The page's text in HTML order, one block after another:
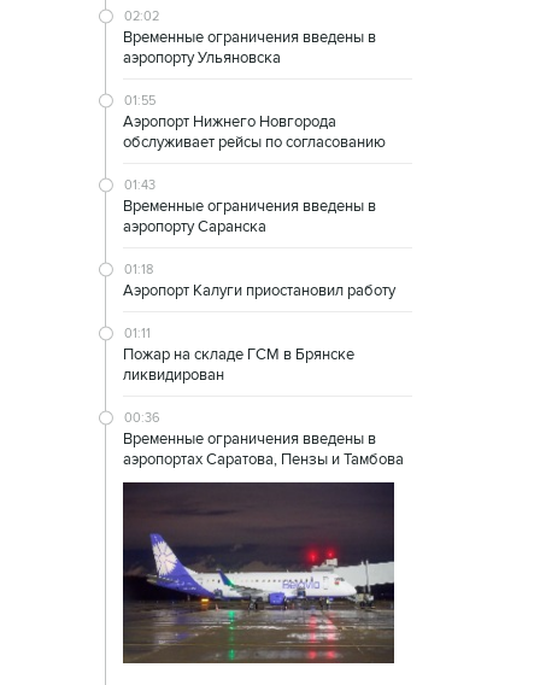
02:02
Временные ограничения введены в
аэропорту Ульяновска
01:55
Аэропорт Нижнего Новгорода
обслуживает рейсы по согласованию
01:43
Временные ограничения введены в
аэропорту Саранска
01:18
Аэропорт Калуги приостановил работу
01:11
Пожар на складе ГСМ в Брянске
ликвидирован
00:36
Временные ограничения введены в
аэропортах Саратова, Пензы и Тамбова